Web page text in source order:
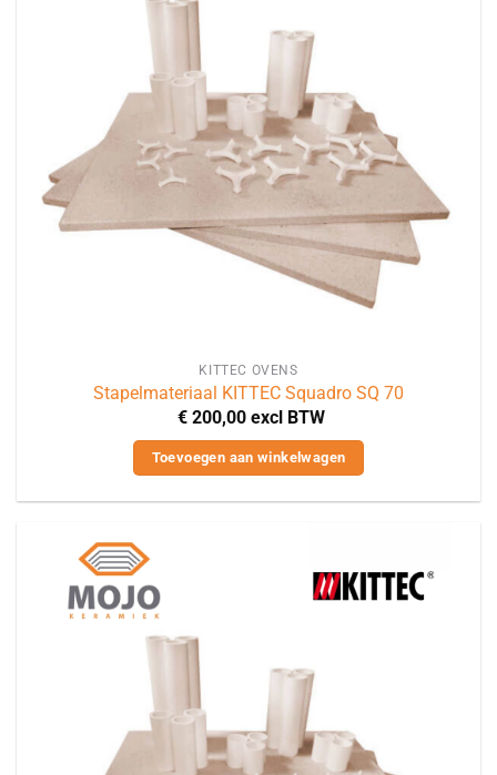
KITTEC OVENS
Stapelmateriaal KITTEC Squadro SQ 70
€200,00 excl BTW
Toevoegen aan winkelwagen